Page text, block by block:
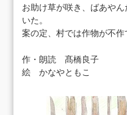
お助け草が咲き、ばあや
いた。
案の定、村では作物が不作
作・朗読 髙橋良子
絵 かなやともこ